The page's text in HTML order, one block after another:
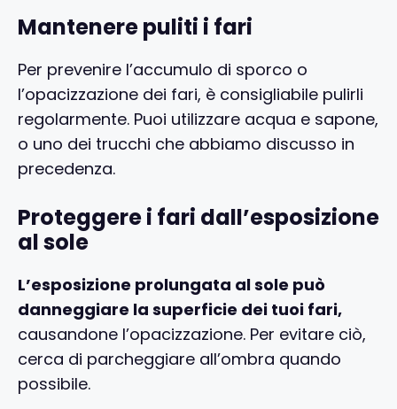
Mantenere puliti i fari
Per prevenire l’accumulo di sporco o
l’opacizzazione dei fari, è consigliabile pulirli
regolarmente. Puoi utilizzare acqua e sapone,
o uno dei trucchi che abbiamo discusso in
precedenza.
Proteggere i fari dall’esposizione
al sole
L’esposizione prolungata al sole può
danneggiare la superficie dei tuoi fari,
causandone l’opacizzazione. Per evitare ciò,
cerca di parcheggiare all’ombra quando
possibile.